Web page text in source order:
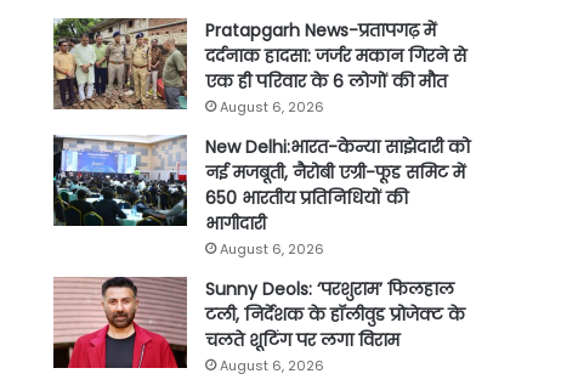
Pratapgarh News-प्रतापगढ़ में
दर्दनाक हादसा: जर्जर मकान गिरने से
एक ही परिवार के 6 लोगों की मौत
August 6, 2026
New Delhi:भारत-केन्या साझेदारी को
नई मजबूती, नैरोबी एग्री-फूड समिट में
650 भारतीय प्रतिनिधियों की
भागीदारी
August 6, 2026
Sunny Deols: ‘परशुराम’ फिलहाल
टली, निर्देशक के हॉलीवुड प्रोजेक्ट के
चलते शूटिंग पर लगा विराम
August 6, 2026